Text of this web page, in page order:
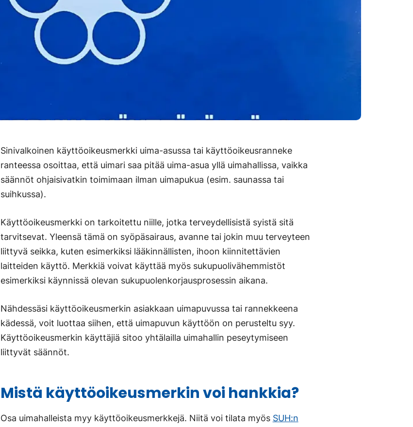
Sinivalkoinen käyttöoikeusmerkki uima-asussa tai käyttöoikeusranneke
ranteessa osoittaa, että uimari saa pitää uima-asua yllä uimahallissa, vaikka
säännöt ohjaisivatkin toimimaan ilman uimapukua (esim. saunassa tai
suihkussa).
Käyttöoikeusmerkki on tarkoitettu niille, jotka terveydellisistä syistä sitä
tarvitsevat. Yleensä tämä on syöpäsairaus, avanne tai jokin muu terveyteen
liittyvä seikka, kuten esimerkiksi lääkinnällisten, ihoon kiinnitettävien
laitteiden käyttö. Merkkiä voivat käyttää myös sukupuolivähemmistöt
esimerkiksi käynnissä olevan sukupuolenkorjausprosessin aikana.
Nähdessäsi käyttöoikeusmerkin asiakkaan uimapuvussa tai rannekkeena
kädessä, voit luottaa siihen, että uimapuvun käyttöön on perusteltu syy.
Käyttöoikeusmerkin käyttäjiä sitoo yhtälailla uimahallin peseytymiseen
liittyvät säännöt.
Mistä käyttöoikeusmerkin voi hankkia?
Osa uimahalleista myy käyttöoikeusmerkkejä. Niitä voi tilata myös SUH:n